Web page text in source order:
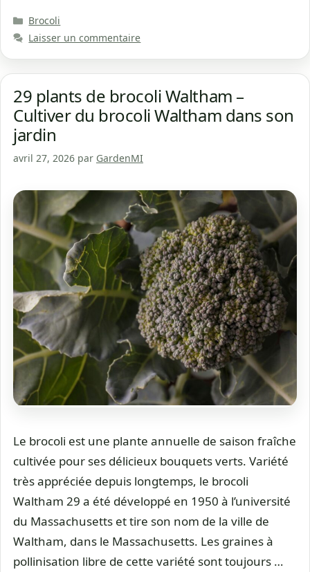
Catégories
Brocoli
Laisser un commentaire
29 plants de brocoli Waltham –
Cultiver du brocoli Waltham dans son
jardin
avril 27, 2026 par GardenMI
Le brocoli est une plante annuelle de saison fraîche
cultivée pour ses délicieux bouquets verts. Variété
très appréciée depuis longtemps, le brocoli
Waltham 29 a été développé en 1950 à l’université
du Massachusetts et tire son nom de la ville de
Waltham, dans le Massachusetts. Les graines à
pollinisation libre de cette variété sont toujours …